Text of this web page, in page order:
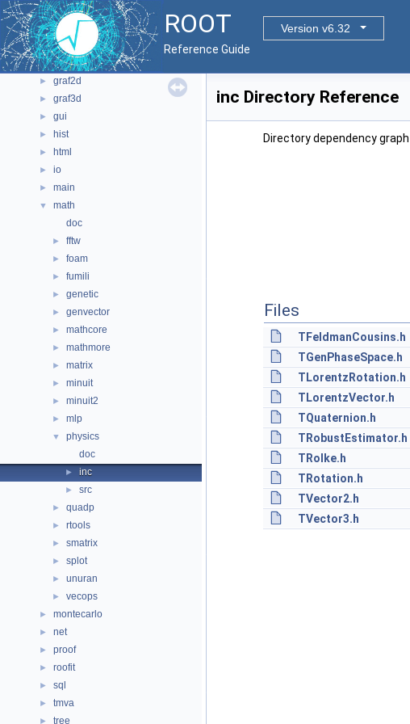
ROOT
Version v6.32
Reference Guide
► bindings
► core
► documentation
► geom
► graf2d
► graf3d
► gui
► hist
► html
► io
► main
▼
math
doc
► fftw
► foam
► fumili
► genetic
► genvector
► mathcore
► mathmore
► matrix
► minuit
► minuit2
► mlp
▼
physics
doc
► inc
► src
► quadp
► rtools
► smatrix
► splot
► unuran
► vecops
► montecarlo
► net
► proof
► roofit
► sql
► tmva
► tree
inc Directory Reference
Directory dependency
Files
TFeldmanCousins.h
TGenPhaseSpace.h
TLorentzRotation.h
TLorentzVector.h
TQuaternion.h
TRobustEstimator.h
TRolke.h
TRotation.h
TVector2.h
TVector3.h